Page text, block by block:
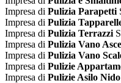
Impresa di Pulizia Parapetti
Impresa di Pulizia
Impresa di Pulizia Terrazzi
Impresa di Pulizia Vano
Impresa di Pulizia Vano
Impresa di Pulizie
Impresa di Pulizie Asilo Nido